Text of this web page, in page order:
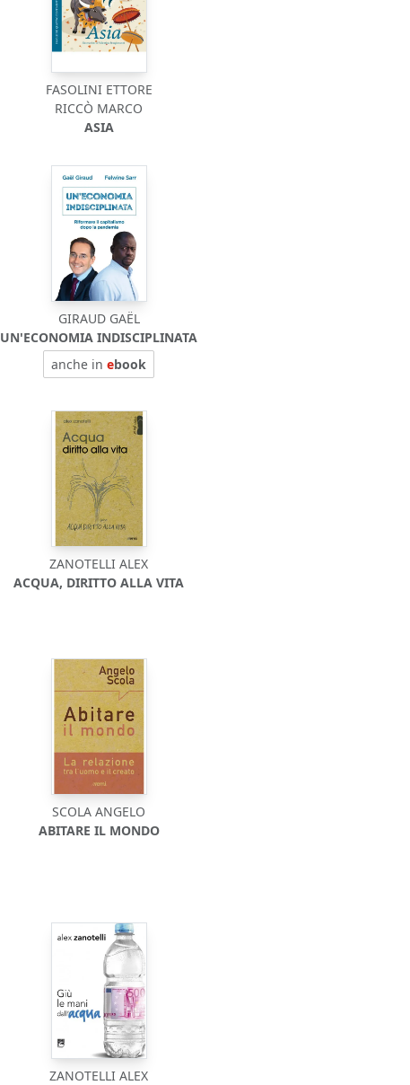
FASOLINI ETTORE
RICCÒ MARCO
ASIA
GIRAUD GAËL
UN'ECONOMIA INDISCIPLINATA
anche inebook
ZANOTELLI ALEX
ACQUA, DIRITTO ALLA VITA
SCOLA ANGELO
ABITARE IL MONDO
ZANOTELLI ALEX